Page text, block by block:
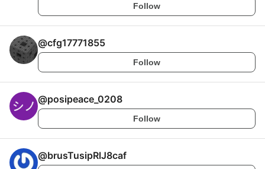
Follow
@cfg17771855
Follow
@posipeace_0208
Follow
@brusTusipRlJ8caf